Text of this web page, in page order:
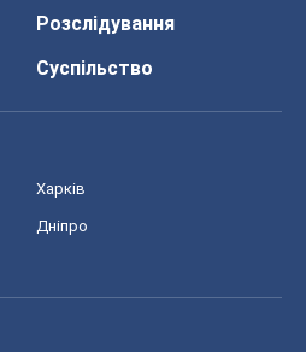
Розслідування
Суспільство
Харків
Дніпро